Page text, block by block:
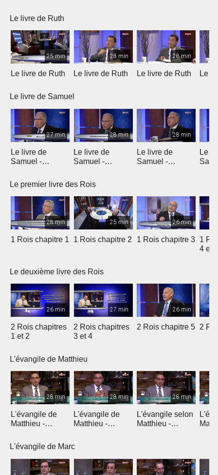
Le livre de Ruth
25 min
Le livre de Ruth
28 min
Le livre de Ruth
28 min
Le livre de Ruth Le
Le livre de Samuel
27 min
Le livre de
Samuel -
28 min
Le livre de
Samuel -
28 min
Le livre de
Samuel -
Le
Le premier livre des Rois
28 min
1 Rois chapitre 1
25 min
1 Rois chapitre 2
26 min
1 Rois chapitre 3
1
4 et 5
Le deuxième livre des Rois
26 min
2 Rois chapitres
1 et 2
27 min
2 Rois chapitres
3 et 4
26 min
2 Rois chapitre 5 2
L'évangile de Matthieu
28 min
L'évangile de
Matthieu -
28 min
L'évangile de
Matthieu -
28 min
L'évangile selon
Matthieu -
L'évangile de Marc